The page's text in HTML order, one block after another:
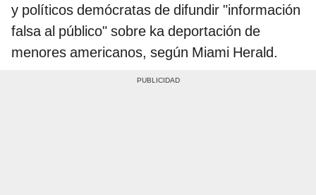
y políticos demócratas de difundir "información
falsa al público" sobre ka deportación de
menores americanos, según Miami Herald.